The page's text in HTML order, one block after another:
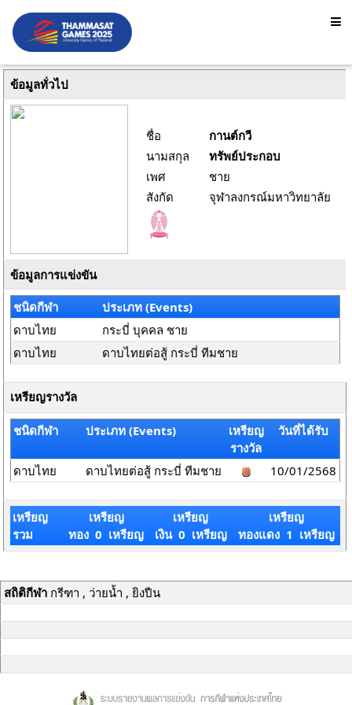
ข้อมูลทั่วไป
ชื่อ
กานต์กวี
นามสกุล
ทรัพย์ประกอบ
เพศ
ชาย
สังกัด
จุฬาลงกรณ์มหาวิทยาลัย
ข้อมูลการแข่งขัน
ชนิดกีฬา
ประเภท (Events)
ดาบไทย
กระบี่ บุคคล ชาย
ดาบไทย
ดาบไทยต่อสู้ กระบี่ ทีมชาย
เหรียญรางวัล
ชนิดกีฬา ประเภท (Events)
เหรียญ
รางวัล
วันที่ได้รับ
ดาบไทย ดาบไทยต่อสู้ กระบี่ ทีมชาย 10/01/2568
เหรียญ
รวม
เหรียญ
ทอง 0 เหรียญ
เหรียญ
เงิน 0 เหรียญ
เหรียญ
ทองแดง 1 เหรียญ
สถิติกีฬากรีฑา , ว่ายน้ำ , ยิงปืน